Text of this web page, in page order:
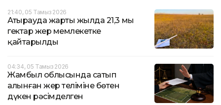
21:40, 05 Тамыз 2026
Атырауда жарты жылда 21,3 мың
гектар жер мемлекетке
қайтарылды
04:34, 05 Тамыз 2026
Жамбыл облысында сатып
алынған жер теліміне бөтен
дүкен рәсімделген